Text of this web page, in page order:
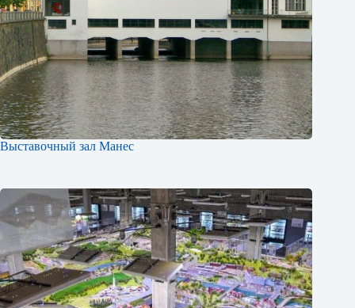
Выставочный зал Манес